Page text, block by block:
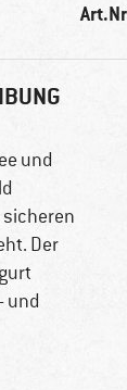
und
sicheren
Der
und